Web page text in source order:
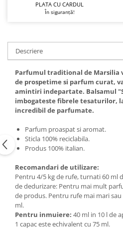
PLATA CU CARDUL
În siguranță!
Descriere
Parfumul traditional de
de prospetime si parfum curat,
amintiri indepartate. Balsamul
imbogateste fibrele tesaturilor,
incredibil de parfumate.
Parfum proaspat si aromat.
Sticla 100% reciclabila.
Produs 100% italian.
Recomandari de utilizare:
Pentru 4/5 kg de rufe, turnati 60 ml
de dedurizare: Pentru mai mult
de produs. Pentru rufe mai mari sau
ml.
Pentru inmuiere: 40 ml in 10 l de
1 capac este echivalent cu 75 ml.